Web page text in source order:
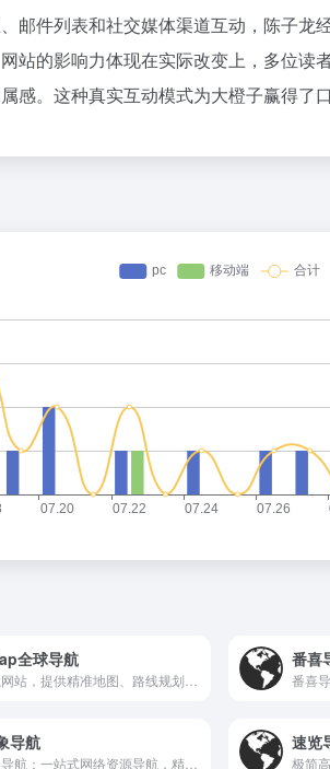
邮件列表和社交媒体渠道互动，陈子龙
站的影响力体现在实际改变上，多位
。这种真实互动模式为大橙子赢得了口
全球导航 番喜
导航 速览